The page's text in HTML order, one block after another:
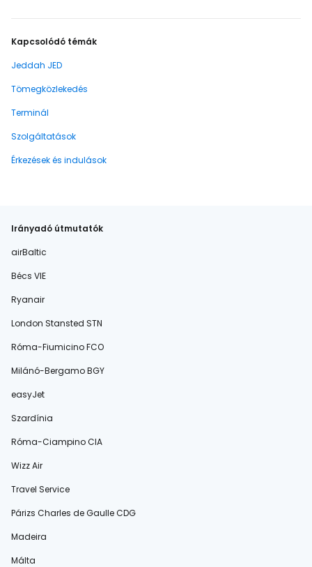
Kapcsolódó témák
Jeddah JED
Tömegközlekedés
Terminál
Szolgáltatások
Érkezések és indulások
Irányadó útmutatók
airBaltic
Bécs VIE
Ryanair
London Stansted STN
Róma-Fiumicino FCO
Milánó-Bergamo BGY
easyJet
Szardínia
Róma-Ciampino CIA
Wizz Air
Travel Service
Párizs Charles de Gaulle CDG
Madeira
Málta